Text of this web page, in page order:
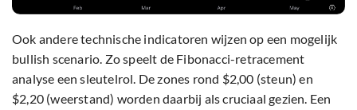
Ook andere technische indicatoren wijzen op een mogelijk
bullish scenario. Zo speelt de Fibonacci-retracement
analyse een sleutelrol. De zones rond $2,00 (steun) en
$2,20 (weerstand) worden daarbij als cruciaal gezien. Een